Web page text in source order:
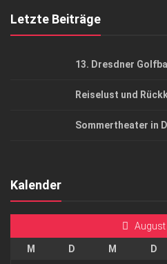
Letzte Beiträge
13. Dresdner
Reiselust und
Sommertheater in
Kalender
August
M D M D